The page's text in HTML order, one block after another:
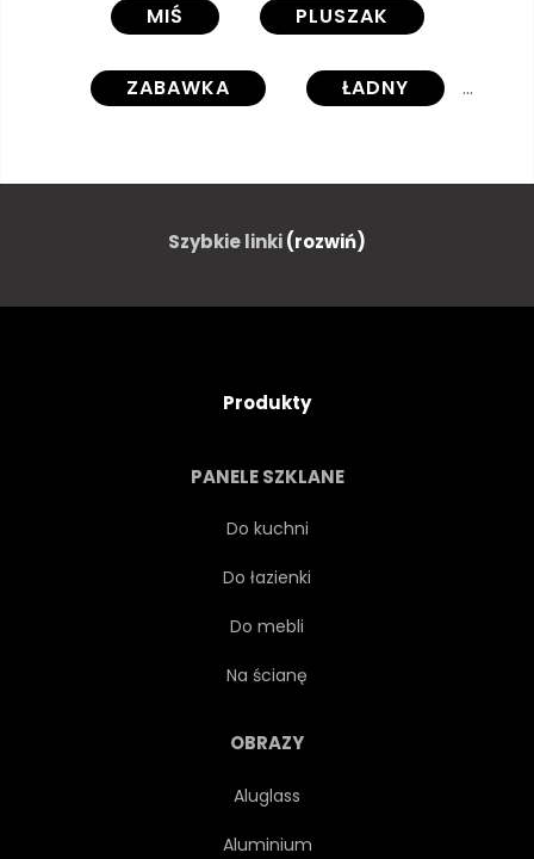
MIŚ PLUSZAK
ZABAWKA ŁADNY
CLIPARTÓW ILUSTRACJA
NA BIAŁYM TLE WEKTOR
Szybkie linki(rozwiń)
Produkty
PANELE SZKLANE
Do kuchni
Do łazienki
Do mebli
Na ścianę
OBRAZY
Aluglass
Aluminium